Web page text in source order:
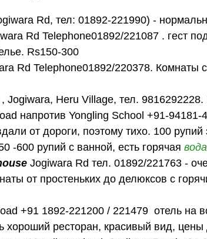
Rd, тел: 01892-221990) -
Rd Telephone01892/221087 . гест
Rs150-300
Rd Telephone01892/220378. Комнаты
, Jogiwara, Heru Village, тел.
напротив Yongling School +91-
от дороги, поэтому тихо. 100
-600 рупий с ванной, есть горячаявода
Jogiwara Rd тел. 01892/221763 -
от простеньких до делюксов с
+91 1892-221200 / 221479 отель на
хороший ресторан, красивый вид, цены